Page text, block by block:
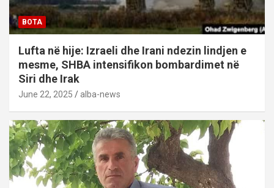
BOTA
Lufta në hije: Izraeli dhe Irani ndezin lindjen e
mesme, SHBA intensifikon bombardimet në
Siri dhe Irak
June 22, 2025 alba-news